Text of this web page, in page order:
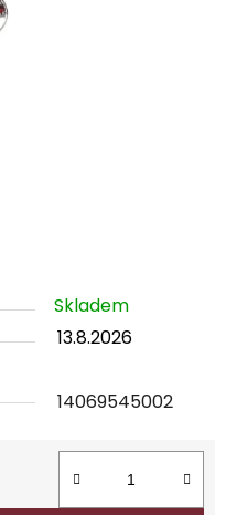
Skladem
13.8.2026
14069545002